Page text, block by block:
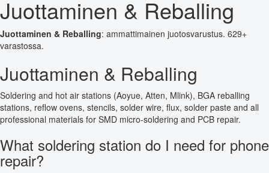
Juottaminen & Reballing
Juottaminen & Reballing: ammattimainen juotosvarustus. 629+
varastossa.
Juottaminen & Reballing
Soldering and hot air stations (Aoyue, Atten, Mlink), BGA reballing
stations, reflow ovens, stencils, solder wire, flux, solder paste and all
professional materials for SMD micro-soldering and PCB repair.
What soldering station do I need for phone
repair?